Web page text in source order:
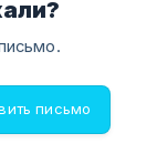
письмо